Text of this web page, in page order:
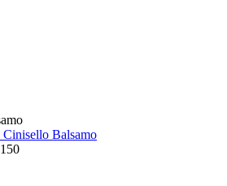
Balsamo